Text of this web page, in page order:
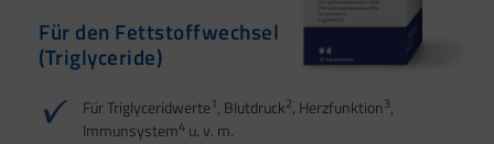
Für den Fettstoffwechsel
(Triglyceride)
Für Triglyceridwerte1, Blutdruck2, Herzfunktion3,
Immunsystem4 u. v. m.